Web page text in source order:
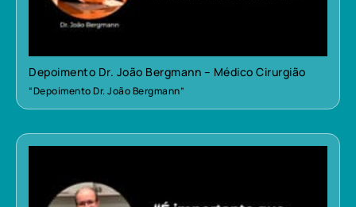
Depoimento Dr. João Bergmann – Médico Cirurgião
“Depoimento Dr. João Bergmann”